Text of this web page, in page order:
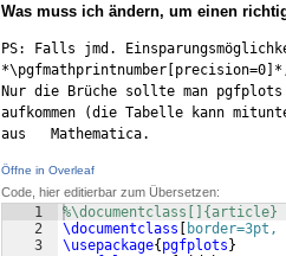
Was muss ich ändern, um einen
PS: Falls jmd.
Nur die Brüche sollte man
aufkommen (die Tabelle kann
aus   Mathematica.
Öffne in Overleaf
Code, hier editierbar zum Übersetzen:
1
2
3
%\documentclass[]{article}
\documentclass [ border=3pt,
\usepackage{pgfplots}